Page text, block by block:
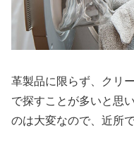
革製品に限らず、クリ
で探すことが多いと思
のは大変なので、近所